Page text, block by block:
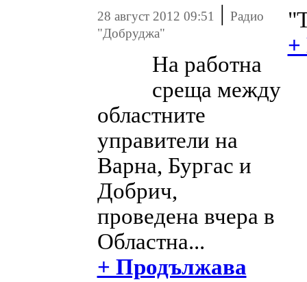
28 август 2012 09:51 | Радио
"Добруджа"
На работна
среща между
областните
управители на
Варна, Бургас и
Добрич,
проведена вчера в
Областна...
+ Продължава
+